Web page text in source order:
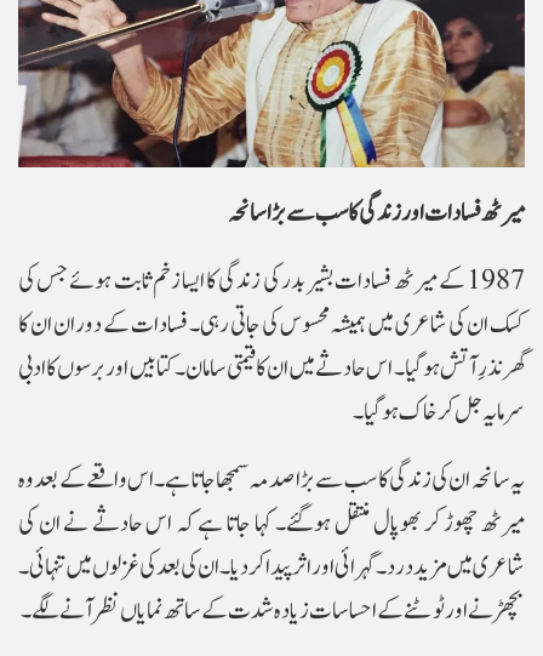
میرٹھ فسادات اور زندگی کا سب سے بڑا سانحہ
1987 کے میرٹھ فسادات بشیر بدر کی زندگی کا ایسا زخم ثابت ہوئے جس کی
کسک ان کی شاعری میں ہمیشہ محسوس کی جاتی رہی۔ فسادات کے دوران ان کا
گھر نذرِ آتش ہوگیا۔ اس حادثے میں ان کا قیمتی سامان۔ کتابیں اور برسوں کا ادبی
سرمایہ جل کر خاک ہوگیا۔
یہ سانحہ ان کی زندگی کا سب سے بڑا صدمہ سمجھا جاتا ہے۔ اس واقعے کے بعد وہ
میرٹھ چھوڑ کر بھوپال منتقل ہوگئے۔ کہا جاتا ہے کہ اس حادثے نے ان کی
شاعری میں مزید درد۔ گہرائی اور اثر پیدا کردیا۔ ان کی بعد کی غزلوں میں تنہائی۔
بچھڑنے اور ٹوٹنے کے احساسات زیادہ شدت کے ساتھ نمایاں نظر آنے لگے۔